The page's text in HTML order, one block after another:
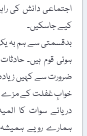
اجتماعی دانش کی
کیے جاسکیں۔
بدقسمتی سے ہم بہ یک
ہوئی قوم ہیں۔
ضرورت سے کہیں زیادہ
خوابِ غفلت کے مزے
دریائے سوات کا
ہمارے رویے ہمیشہ